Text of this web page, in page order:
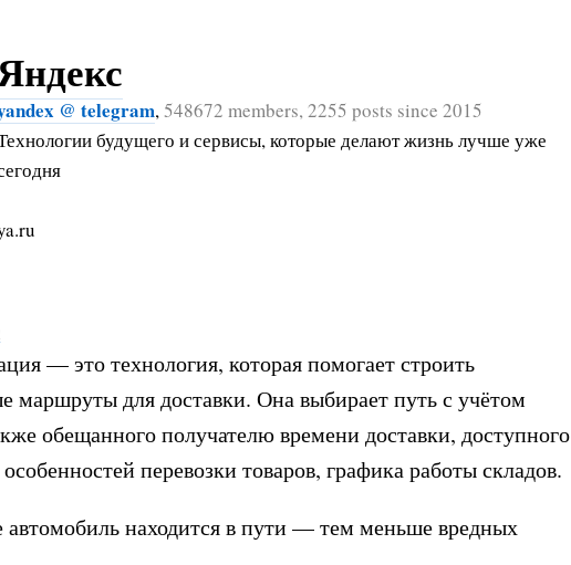
@ telegram,548672 members, 2255 posts since 2015
будущего и сервисы, которые делают жизнь лучше уже
— это технология, которая помогает строить
маршруты для доставки. Она выбирает путь с учётом
обещанного получателю времени доставки, доступного
перевозки товаров, графика работы складов.
находится в пути — тем меньше вредных